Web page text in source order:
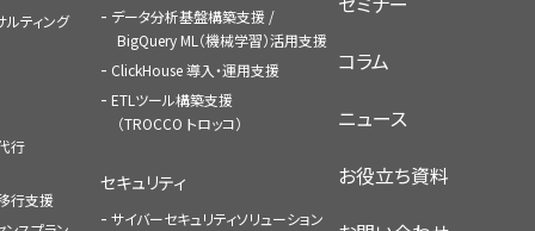
ティング
行
行支援
データ分析基盤構築支援 /
BigQuery ML（機械学習）活用支援
ClickHouse 導入・運用支援
ETLツール構築支援
（TROCCO トロッコ）
セキュリティ
サイバーセキュリティソリューション
コラム
ニュース
お役立ち資料